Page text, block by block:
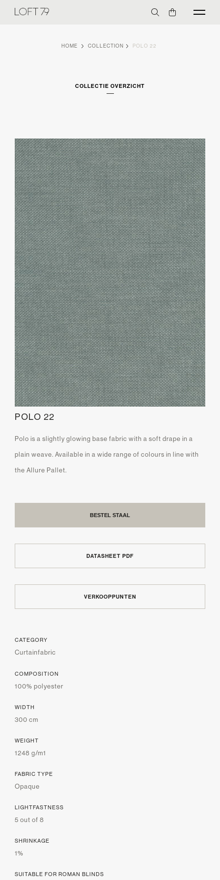
HOME COLLECTION POLO 22
COLLECTIE OVERZICHT
POLO 22
Polo is a slightly glowing base fabric with a soft drape in a
plain weave. Available in a wide range of colours in line with
the Allure Pallet.
BESTEL STAAL
DATASHEET PDF
VERKOOPPUNTEN
CATEGORY
Curtainfabric
COMPOSITION
100% polyester
WIDTH
300 cm
WEIGHT
1248 g/m1
FABRIC TYPE
Opaque
LIGHTFASTNESS
5 out of 8
SHRINKAGE
1%
SUITABLE FOR ROMAN BLINDS